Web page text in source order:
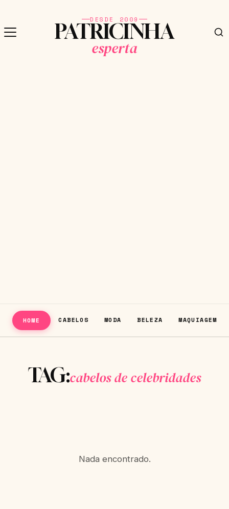
DESDE 2009
PATRICINHA
esperta
HOME CABELOS MODA BELEZA MAQUIAGEM
TAG:cabelos de celebridades
Nada encontrado.